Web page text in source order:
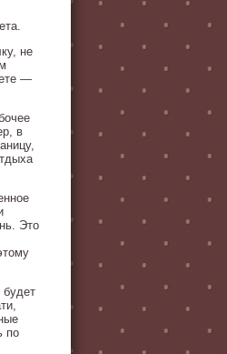
не
—
в
Это
будет
по